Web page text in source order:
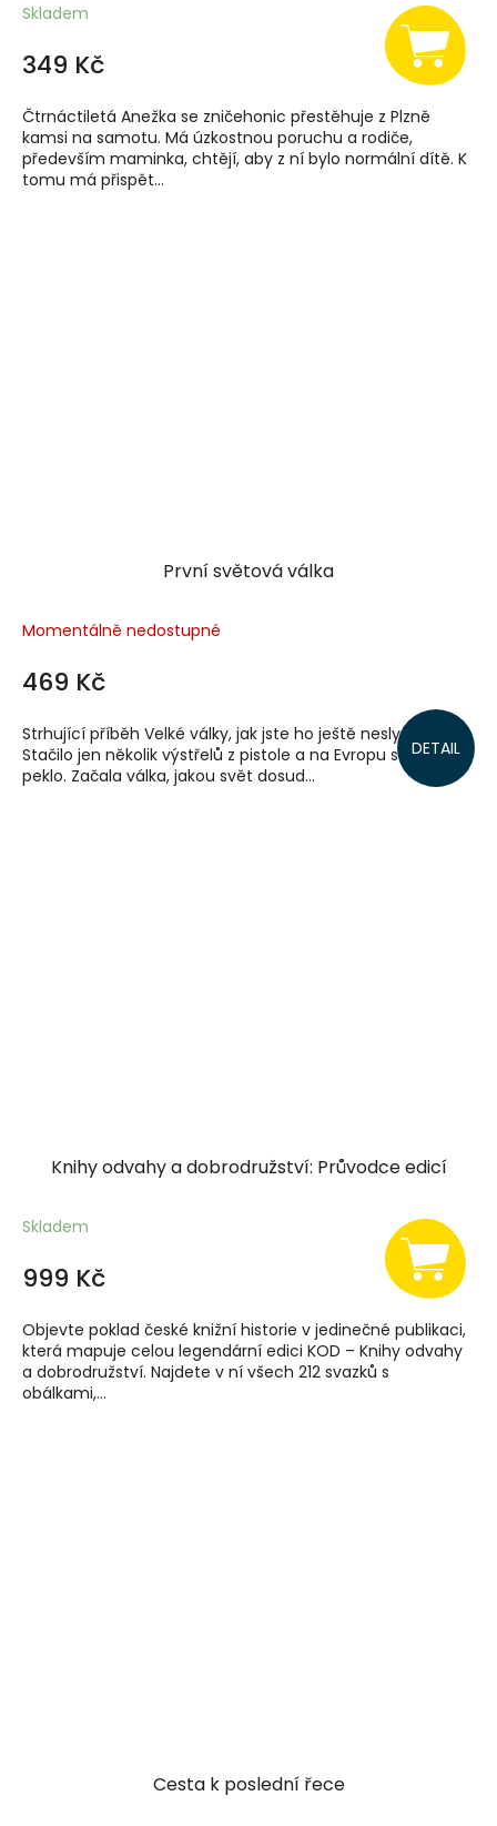
Skladem
349 Kč
Čtrnáctiletá Anežka se zničehonic přestěhuje z Plzně
kamsi na samotu. Má úzkostnou poruchu a rodiče,
především maminka, chtějí, aby z ní bylo normální dítě. K
tomu má přispět...
První světová válka
Momentálně nedostupné
469 Kč
DETAIL
Strhující příběh Velké války, jak jste ho ještě neslyšeli!
Stačilo jen několik výstřelů z pistole a na Evropu se sneslo
peklo. Začala válka, jakou svět dosud...
Knihy odvahy a dobrodružství: Průvodce edicí
Skladem
999 Kč
Objevte poklad české knižní historie v jedinečné publikaci,
která mapuje celou legendární edici KOD – Knihy odvahy
a dobrodružství. Najdete v ní všech 212 svazků s
obálkami,...
Cesta k poslední řece